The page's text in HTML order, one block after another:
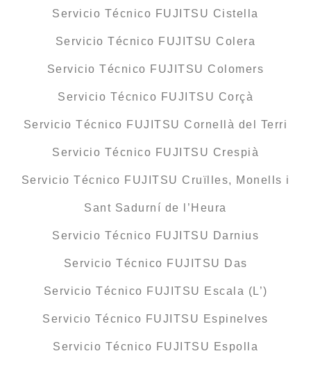
Servicio Técnico FUJITSU Cistella
Servicio Técnico FUJITSU Colera
Servicio Técnico FUJITSU Colomers
Servicio Técnico FUJITSU Corçà
Servicio Técnico FUJITSU Cornellà del Terri
Servicio Técnico FUJITSU Crespià
Servicio Técnico FUJITSU Cruïlles, Monells i
Sant Sadurní de l’Heura
Servicio Técnico FUJITSU Darnius
Servicio Técnico FUJITSU Das
Servicio Técnico FUJITSU Escala (L’)
Servicio Técnico FUJITSU Espinelves
Servicio Técnico FUJITSU Espolla